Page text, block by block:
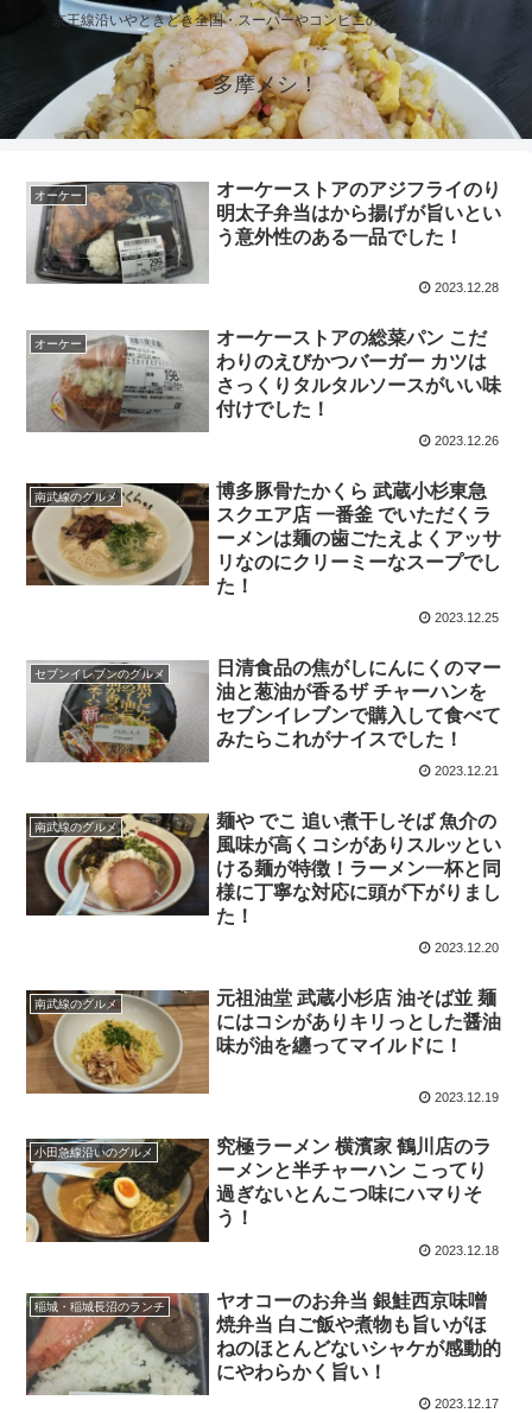
京王線沿いやときどき全国・スーパーやコンビニのグルメを紹介！
多摩メシ！
オーケー
オーケーストアのアジフライのり
明太子弁当はから揚げが旨いとい
う意外性のある一品でした！
2023.12.28
オーケー
オーケーストアの総菜パン こだ
わりのえびかつバーガー カツは
さっくりタルタルソースがいい味
付けでした！
2023.12.26
南武線のグルメ
博多豚骨たかくら 武蔵小杉東急
スクエア店 一番釜 でいただくラ
ーメンは麺の歯ごたえよくアッサ
リなのにクリーミーなスープでし
た！
2023.12.25
セブンイレブンのグルメ
日清食品の焦がしにんにくのマー
油と葱油が香るザ チャーハンを
セブンイレブンで購入して食べて
みたらこれがナイスでした！
2023.12.21
南武線のグルメ
麺や でこ 追い煮干しそば 魚介の
風味が高くコシがありスルッとい
ける麺が特徴！ラーメン一杯と同
様に丁寧な対応に頭が下がりまし
た！
2023.12.20
南武線のグルメ
元祖油堂 武蔵小杉店 油そば並 麺
にはコシがありキリっとした醤油
味が油を纏ってマイルドに！
2023.12.19
小田急線沿いのグルメ
究極ラーメン 横濱家 鶴川店のラ
ーメンと半チャーハン こってり
過ぎないとんこつ味にハマりそ
う！
2023.12.18
稲城・稲城長沼のランチ
ヤオコーのお弁当 銀鮭西京味噌
焼弁当 白ご飯や煮物も旨いがほ
ねのほとんどないシャケが感動的
にやわらかく旨い！
2023.12.17